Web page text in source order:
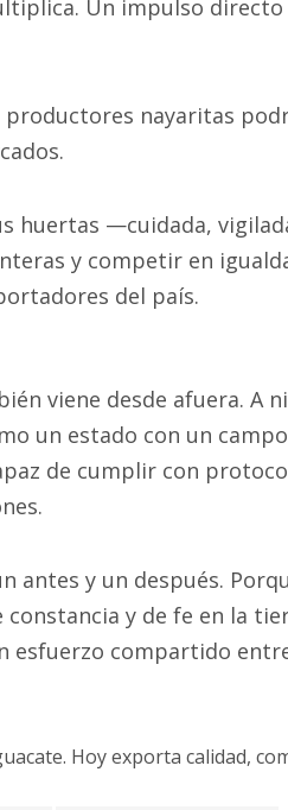
Un impulso
nayaritas
huertas —cuidada,
y competir en
del país.
viene desde afuera. A
un estado con un campo
de cumplir con
antes y un después.
y de fe en la
esfuerzo compartido
Hoy exporta calidad,